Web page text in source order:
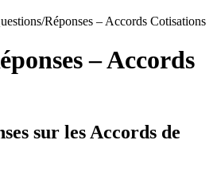
Réponses – Accords Cotisations
– Accords
sur les Accords de